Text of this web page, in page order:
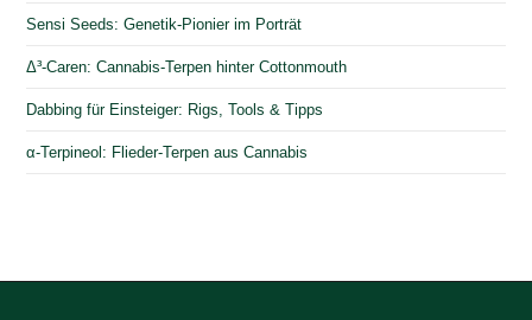
Sensi Seeds: Genetik-Pionier im Porträt
Δ³-Caren: Cannabis-Terpen hinter Cottonmouth
Dabbing für Einsteiger: Rigs, Tools & Tipps
α-Terpineol: Flieder-Terpen aus Cannabis